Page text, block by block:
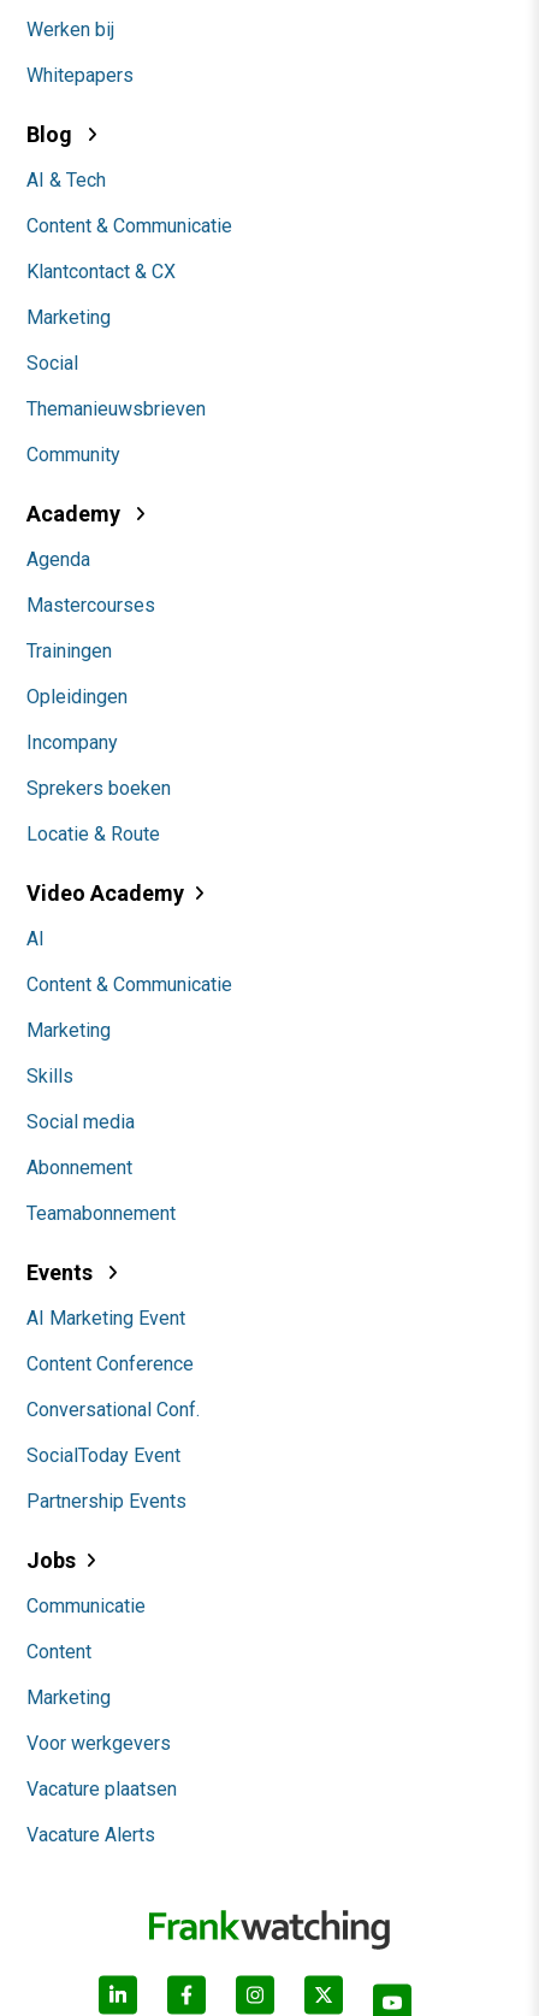
Werken bij
Whitepapers
Blog
AI & Tech
Content & Communicatie
Klantcontact & CX
Marketing
Social
Themanieuwsbrieven
Community
Academy
Agenda
Mastercourses
Trainingen
Opleidingen
Incompany
Sprekers boeken
Locatie & Route
Video Academy
AI
Content & Communicatie
Marketing
Skills
Social media
Abonnement
Teamabonnement
Events
AI Marketing Event
Content Conference
Conversational Conf.
SocialToday Event
Partnership Events
Jobs
Communicatie
Content
Marketing
Voor werkgevers
Vacature plaatsen
Vacature Alerts